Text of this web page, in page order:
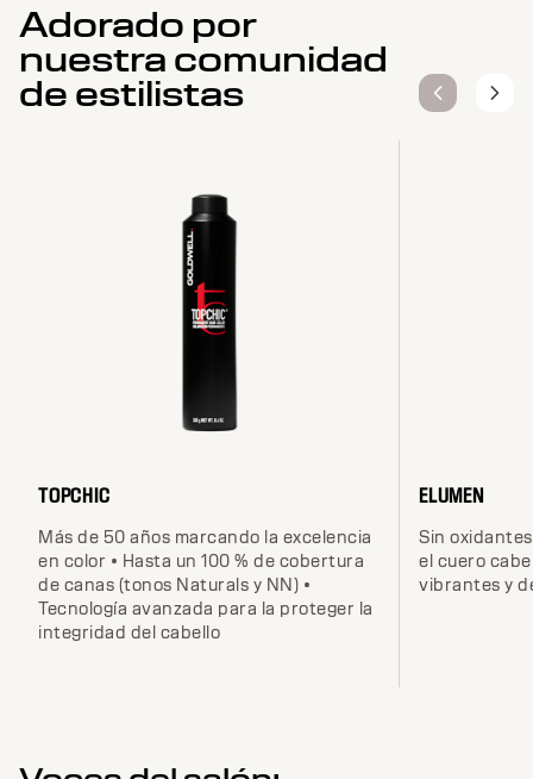
Adorado por
nuestra comunidad
de estilistas
TOPCHIC
Más de 50 años marcando la excelencia
en color • Hasta un 100 % de cobertura
de canas (tonos Naturals y NN) •
Tecnología avanzada para la proteger la
integridad del cabello
ELUMEN
Sin
el cuero
vibrantes y